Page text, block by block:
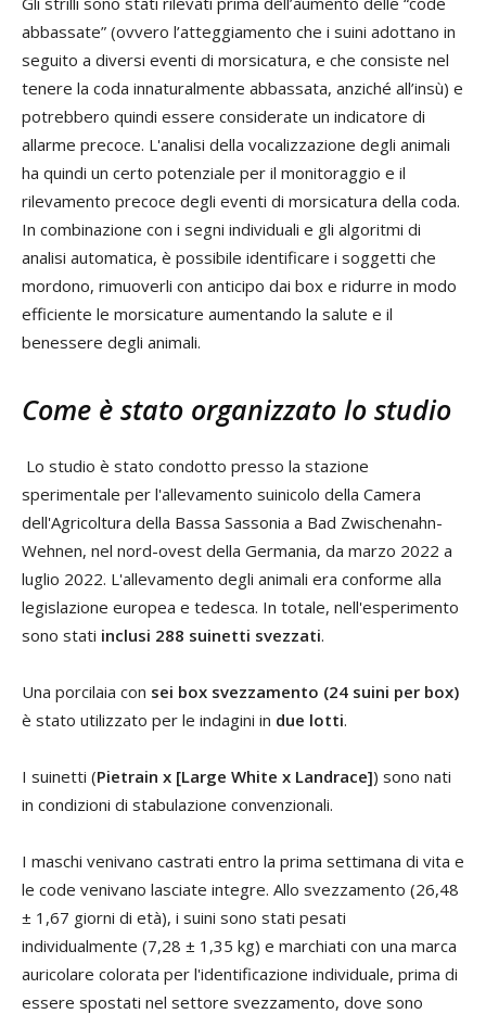
abbassate” (ovvero l’atteggiamento che i suini adottano in
seguito a diversi eventi di morsicatura, e che consiste nel
tenere la coda innaturalmente abbassata, anziché all’insù) e
potrebbero quindi essere considerate un indicatore di
allarme precoce. L'analisi della vocalizzazione degli animali
ha quindi un certo potenziale per il monitoraggio e il
rilevamento precoce degli eventi di morsicatura della coda.
In combinazione con i segni individuali e gli algoritmi di
analisi automatica, è possibile identificare i soggetti che
mordono, rimuoverli con anticipo dai box e ridurre in modo
efficiente le morsicature aumentando la salute e il
benessere degli animali.
Come è stato organizzato lo studio
Lo studio è stato condotto presso la stazione
sperimentale per l'allevamento suinicolo della Camera
dell'Agricoltura della Bassa Sassonia a Bad Zwischenahn-
Wehnen, nel nord-ovest della Germania, da marzo 2022 a
luglio 2022. L'allevamento degli animali era conforme alla
legislazione europea e tedesca. In totale, nell'esperimento
sono stati inclusi 288 suinetti svezzati.
Una porcilaia con sei box svezzamento (24 suini per box)
è stato utilizzato per le indagini in due lotti.
I suinetti (Pietrain x [Large White x Landrace]) sono nati
in condizioni di stabulazione convenzionali.
I maschi venivano castrati entro la prima settimana di vita e
le code venivano lasciate integre. Allo svezzamento (26,48
± 1,67 giorni di età), i suini sono stati pesati
individualmente (7,28 ± 1,35 kg) e marchiati con una marca
auricolare colorata per l'identificazione individuale, prima di
essere spostati nel settore svezzamento, dove sono